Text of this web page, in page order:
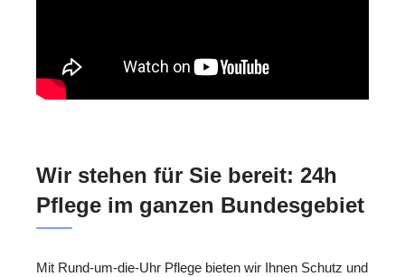
Wir stehen für Sie bereit: 24h
Pflege im ganzen Bundesgebiet
Mit Rund-um-die-Uhr Pflege bieten wir Ihnen Schutz und